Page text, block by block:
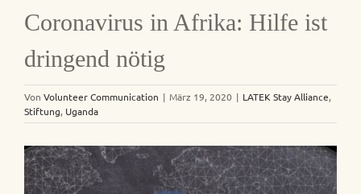
Coronavirus in Afrika: Hilfe ist
dringend nötig
Von Volunteer Communication | März 19, 2020 | LATEK Stay Alliance,
Stiftung, Uganda
Zeige
grösseres